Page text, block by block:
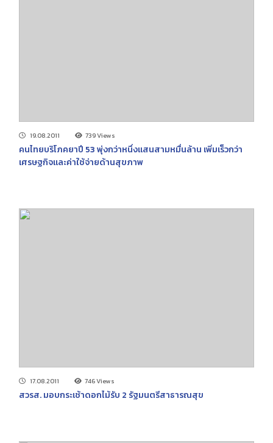
19.08.2011 739 Views
คนไทยบริโภคยาปี 53 พุ่งกว่าหนึ่งแสนสามหมื่นล้าน เพิ่มเร็วกว่า
เศรษฐกิจและค่าใช้จ่ายด้านสุขภาพ
17.08.2011 746 Views
สวรส. มอบกระเช้าดอกไม้รับ 2 รัฐมนตรีสาธารณสุข